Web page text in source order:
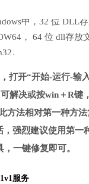
中，32 位 DLL
， 64 位 dll存放
。
打开“开始-运行-输
解决或按win＋R键
方法相对第一种方
，强烈建议使用第一
一键修复即可。
1v1服务